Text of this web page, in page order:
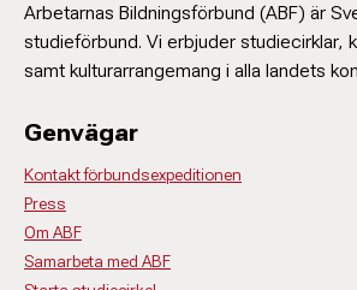
Arbetarnas Bildningsförbund (ABF) är
studieförbund. Vi erbjuder studiecirklar,
samt kulturarrangemang i alla landets
Genvägar
Kontakt förbundsexpeditionen
Press
Om ABF
Samarbeta med ABF